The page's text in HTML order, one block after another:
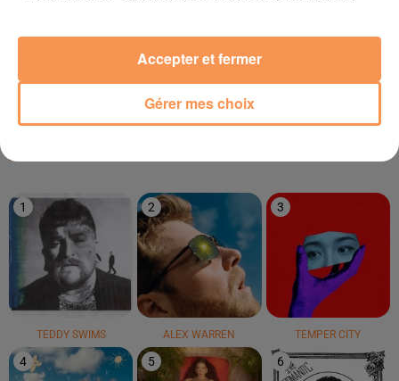
ADAM PORT CORNEILLE & VITAA
Ensemble
NÈG MARRONS
LE TOP
1
TEDDY SWIMS
2
ALEX WARREN
3
TEMPER CITY
4 5 6
Gérer mes choix
Accepter et fermer